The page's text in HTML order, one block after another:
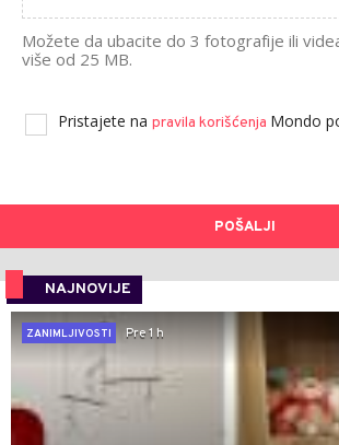
Možete da ubacite do 3 fotografije ili
više od 25 MB.
Pristajete na pravila korišćenja Mondo
POŠALJI
NAJNOVIJE
ZANIMLJIVOSTI
Pre 1 h